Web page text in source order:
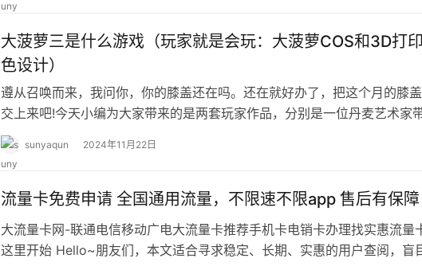
大菠萝三是什么游戏（玩家就是会玩：大菠萝COS和3D打
色设计）
遵从召唤而来，我问你，你的膝盖还在吗。还在就好办了，把这个月的膝盖
交上来吧!今天小编为大家带来的是两套玩家作品，分别是一位丹麦艺术家
的暗黑系列角色的3D打印角色设计与玩家Ky…
sunyaqun 2024年11月22日
流量卡免费申请 全国通用流量，不限速不限app 售后有保障
大流量卡网-联通电信移动广电大流量卡推荐手机卡电销卡办理找实惠流量
这里开始 Hello~朋友们，本文适合寻求稳定、长期、实惠的用户查阅，盲